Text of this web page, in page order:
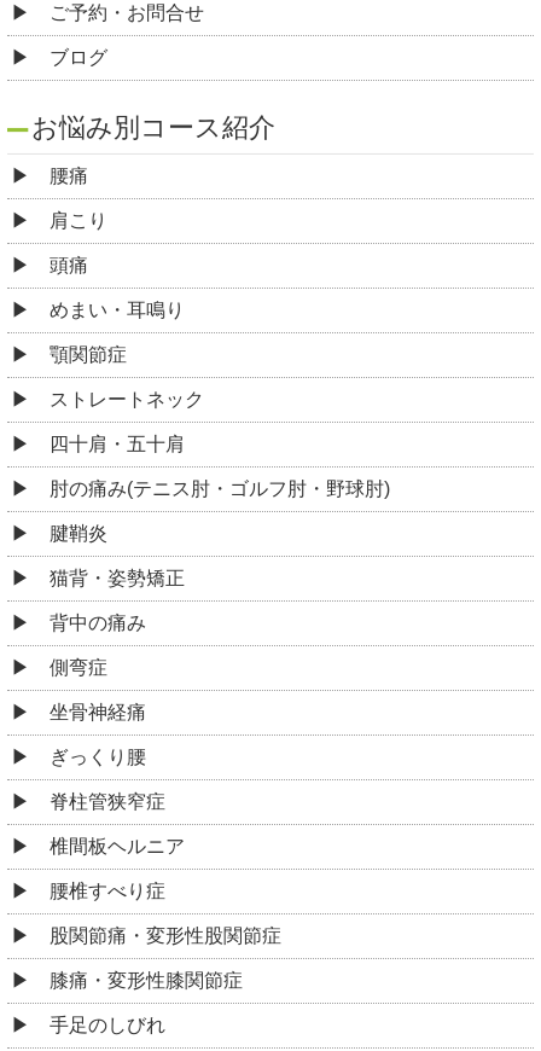
ご予約・お問合せ
ブログ
お悩み別コース紹介
腰痛
肩こり
頭痛
めまい・耳鳴り
顎関節症
ストレートネック
四十肩・五十肩
肘の痛み(テニス肘・ゴルフ肘・野球肘)
腱鞘炎
猫背・姿勢矯正
背中の痛み
側弯症
坐骨神経痛
ぎっくり腰
脊柱管狭窄症
椎間板ヘルニア
腰椎すべり症
股関節痛・変形性股関節症
膝痛・変形性膝関節症
手足のしびれ